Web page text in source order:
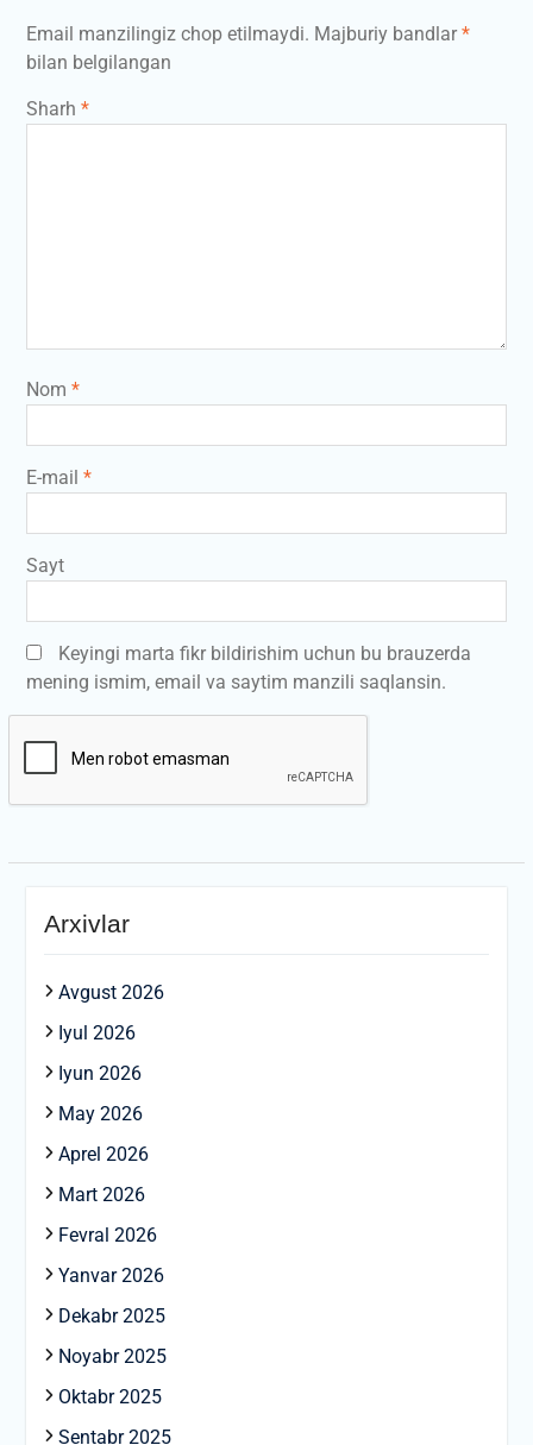
Email manzilingiz chop etilmaydi. Majburiy bandlar*
bilan belgilangan
Sharh *
Nom *
E-mail *
Sayt
Keyingi marta fikr bildirishim uchun bu brauzerda
mening ismim, email va saytim manzili saqlansin.
Arxivlar
Avgust 2026
Iyul 2026
Iyun 2026
May 2026
Aprel 2026
Mart 2026
Fevral 2026
Yanvar 2026
Dekabr 2025
Noyabr 2025
Oktabr 2025
Sentabr 2025